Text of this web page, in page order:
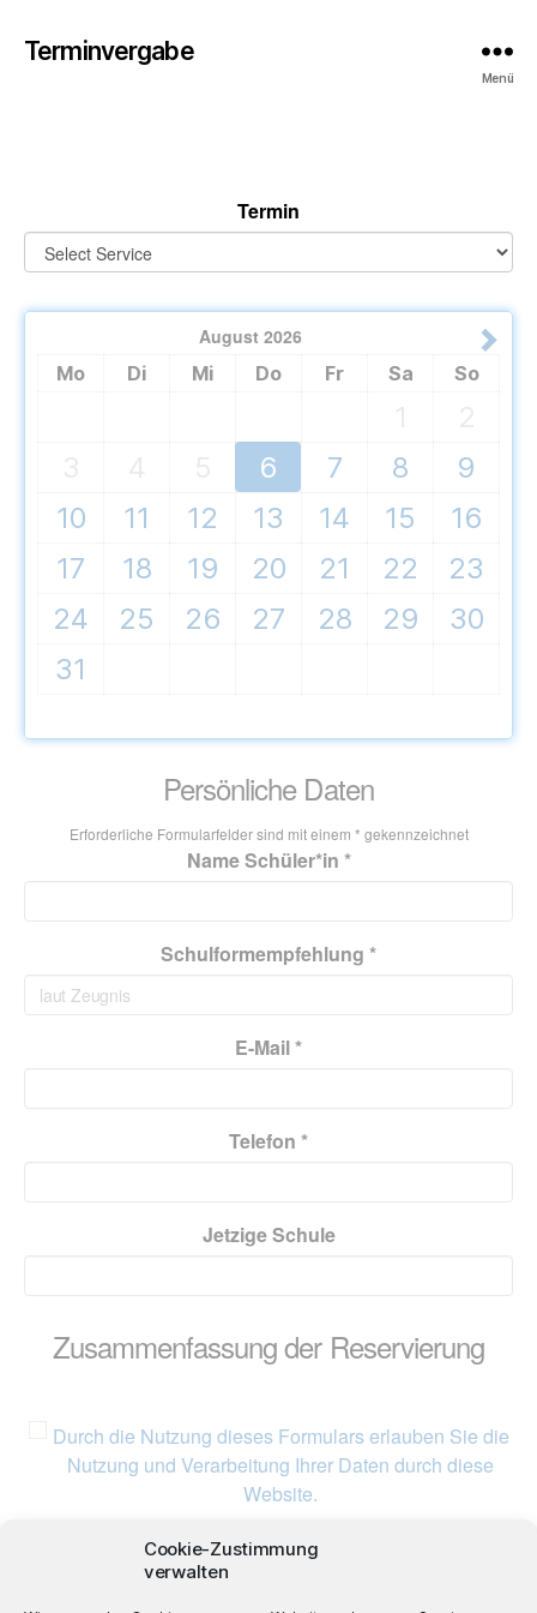
Cookie-Zustimmung
verwalten
Terminvergabe
Menü
Termin
August 2026
Mo
Di Mi Do Fr Sa So
6 7 8
9
10
11 12 13 14 15
16
17
18 19 20 21 22
23
24
25 26 27 28 29
30
31
Persönliche Daten
Erforderliche Formularfelder sind mit einem * gekennzeichnet
Name Schüler*in *
Schulformempfehlung *
E-Mail *
Telefon *
Jetzige Schule
Zusammenfassung der Reservierung
Durch die Nutzung dieses Formulars erlauben Sie die
Nutzung und Verarbeitung Ihrer Daten durch diese
Website.
Klicken, um Marketing-Cookies zu aktivieren und diesen